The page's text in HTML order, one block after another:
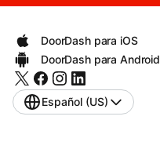
DoorDash para iOS
DoorDash para Android
Español (US)